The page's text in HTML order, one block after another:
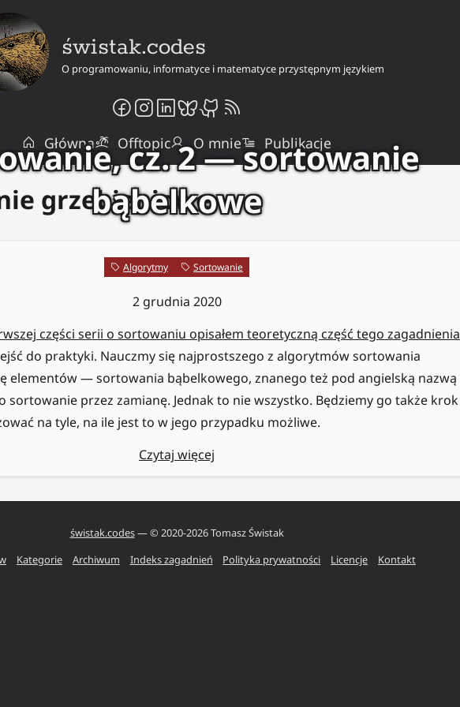
świstak.codes
O programowaniu, informatyce i matematyce przystępnym językiem
Główna Offtopic O mnie Publikacje
grzebieniowe
cz. 2 — sortowanie
bąbelkowe
Algorytmy Sortowanie
2 grudnia 2020
części serii o sortowaniu opisałem teoretyczną część tego zagadnienia
do praktyki. Nauczmy się najprostszego z algorytmów sortowania
elementów — sortowania bąbelkowego, znanego też pod angielską nazwą
sortowanie przez zamianę. Jednak to nie wszystko. Będziemy go także krok
na tyle, na ile jest to w jego przypadku możliwe.
Czytaj więcej
świstak.codes— © 2020-2026Tomasz Świstak
Kategorie Archiwum Indeks zagadnień Polityka prywatności Licencje Kontakt